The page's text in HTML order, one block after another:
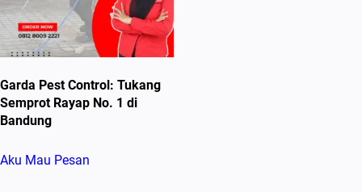
Garda Pest Control: Tukang
Semprot Rayap No. 1 di
Bandung
Aku Mau Pesan